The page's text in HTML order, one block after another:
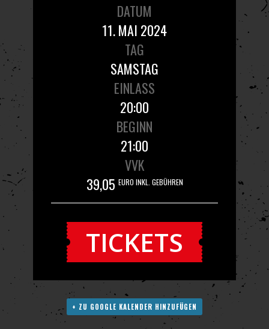
DATUM
11. MAI 2024
TAG
SAMSTAG
EINLASS
20:00
BEGINN
21:00
VVK
39,05 EURO INKL. GEBÜHREN
TICKETS
+ ZU GOOGLE KALENDER HINZUFÜGEN